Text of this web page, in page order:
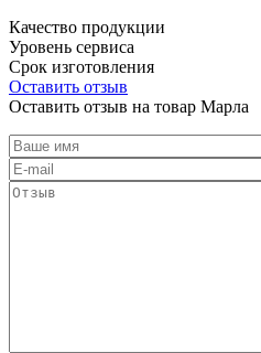
Качество продукции
Уровень сервиса
Срок изготовления
Оставить отзыв
Оставить отзыв на товар Марла